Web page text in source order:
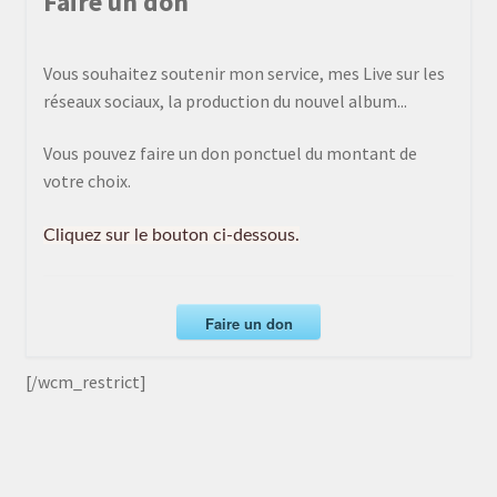
Vous souhaitez soutenir mon service, mes Live sur les
réseaux sociaux, la production du nouvel album...
Vous pouvez faire un don ponctuel du montant de
votre choix.
Cliquez sur le bouton ci-dessous.
Faire un don
[/wcm_restrict]